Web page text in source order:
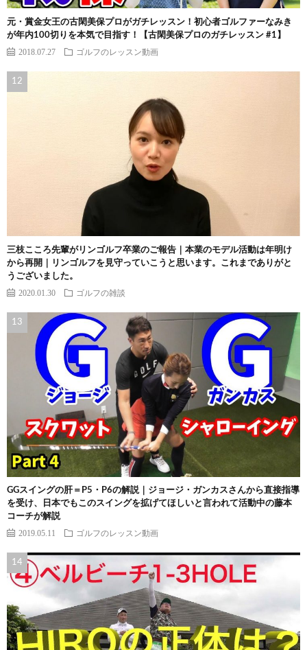
元・賞金女王の古閑美保プロがガチレッスン！初心者ゴルファーなみき
が年内100切りを本気で目指す！【古閑美保プロのガチレッスン #1】
2018.07.27 ゴルフのレッスン動画
三枝こころ先輩がリンゴルフ卒業のご報告｜本業のモデル活動は年明け
から再開｜リンゴルフを見守っていこうと思います。これまでありがと
うございました。
2020.01.30 ゴルフの雑談
GGスイングの肝＝P5・P6の解説｜ジョージ・ガンカスさんから直接指導
を受け、日本でもこのスイングを拡げてほしいと言われて活動中の藤本
コーチが解説
2019.05.11 ゴルフのレッスン動画